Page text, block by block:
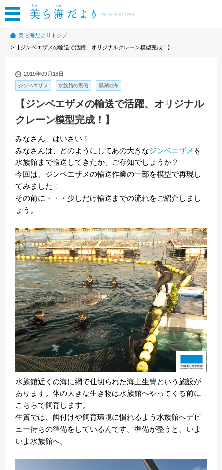
美ら海だよりトップ
【ジンベエザメの輸送で活躍、オリジナルクレーン模型完成！】
2019年09月18日
ジンベエザメ 水族館の裏側 黒潮の海
【ジンベエザメの輸送で活躍、オリジナル
クレーン模型完成！】
みなさん、はいさい！
みなさんは、どのようにしてあの大きなジンベエザメ を
水族館まで輸送してきたか、ご存知でしょうか？
今回は、ジンベエザメの輸送作業の一部を模型で再現し
てみました！
その前に・・・少しだけ輸送までの流れをご紹介しまし
ょう。
水族館近くの海に網で仕切られた海上生簀という施設が
あります。体の大きな生き物は水族館へやってくる前に
こちらで飼育します。
生簀では、餌付けや飼育環境に慣れるよう水族館へデビ
ュー待ちの準備をしているんです。準備が整うと、いよ
いよ水族館へ。